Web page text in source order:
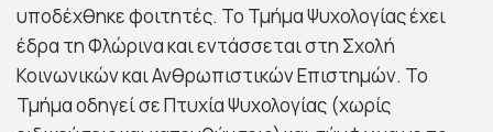
υποδέχθηκε φοιτητές. Το Τμήμα Ψυχολογίας έχει
έδρα τη Φλώρινα και εντάσσεται στη Σχολή
Κοινωνικών και Ανθρωπιστικών Επιστημών. Το
Τμήμα οδηγεί σε Πτυχία Ψυχολογίας (χωρίς